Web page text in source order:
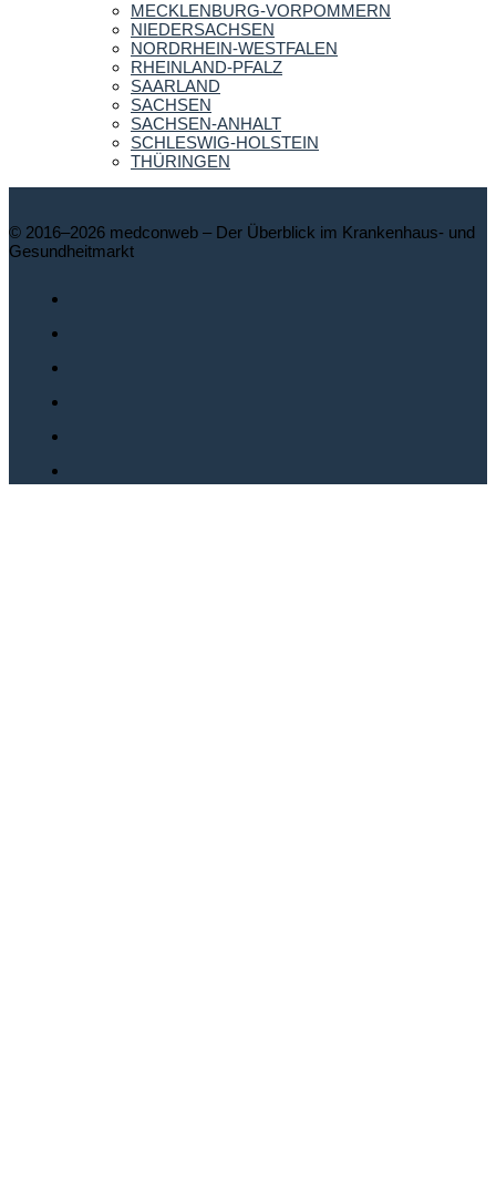
MECKLENBURG-VORPOMMERN
NIEDERSACHSEN
NORDRHEIN-WESTFALEN
RHEINLAND-PFALZ
SAARLAND
SACHSEN
SACHSEN-ANHALT
SCHLESWIG-HOLSTEIN
THÜRINGEN
© 2016–2026 medconweb – Der Überblick im Krankenhaus- und
Gesundheitmarkt